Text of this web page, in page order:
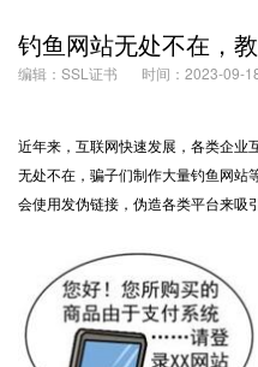
钓鱼网站无处不在，
编辑：SSL证书 时间：2023-09-
近年来，互联网快速发展，各类企业
无处不在，骗子们制作大量钓鱼网站
会使用发伪链接，伪造各类平台来吸